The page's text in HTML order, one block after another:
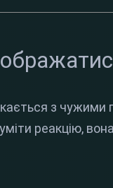
з чужими
реакцію,